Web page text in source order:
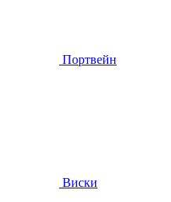
Портвейн
Виски